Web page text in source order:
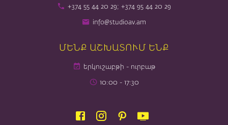
+374 55 44 20 29; +374 95 44 20 29
info@studioav.am
ՄԵՆՔ ԱՇԽԱՏՈՒՄ ԵՆՔ
երկուշաբթի - ուրբաթ
10։00 - 17։30